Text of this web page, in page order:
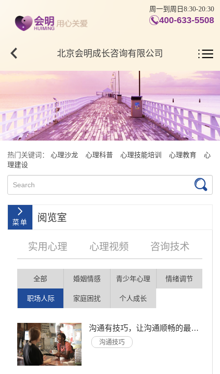
周一到周日8:30-20:30
400-633-5508
北京会明成长咨询有限公司
热门关键词： 心理沙龙 心理科普 心理技能培训 心理教育
心
理建设
阅览室
实用心理 心理视频 咨询技术
全部 婚姻情感 青少年心理 情绪调节
职场人际 家庭困扰 个人成长
沟通有技巧，让沟通顺畅的最简公式，关键词你知道几个？
沟通技巧
院简介 会明大事记